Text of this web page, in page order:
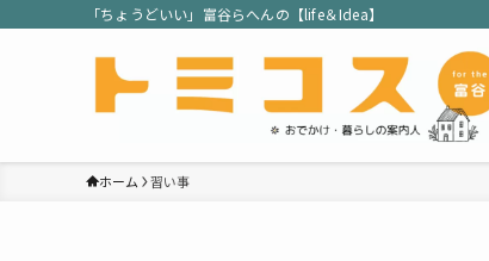
「ちょうどいい」富谷らへんの【life＆Idea】
ホーム 習い事